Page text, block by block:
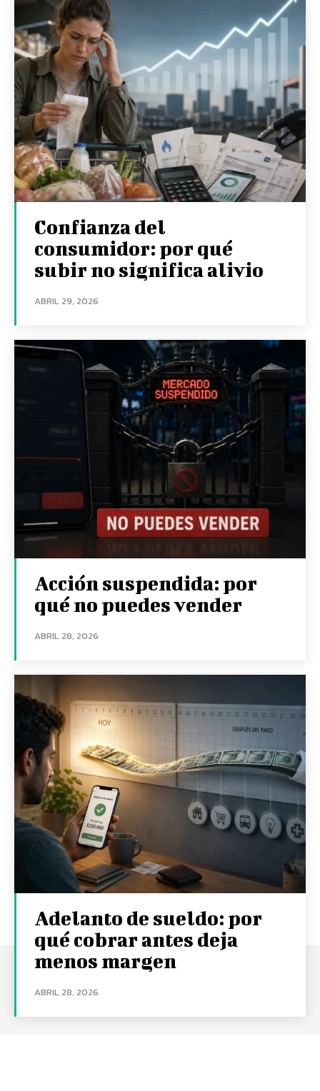
Confianza del
consumidor: por qué
subir no significa alivio
ABRIL 29, 2026
Acción suspendida: por
qué no puedes vender
ABRIL 28, 2026
Adelanto de sueldo: por
qué cobrar antes deja
menos margen
ABRIL 28, 2026